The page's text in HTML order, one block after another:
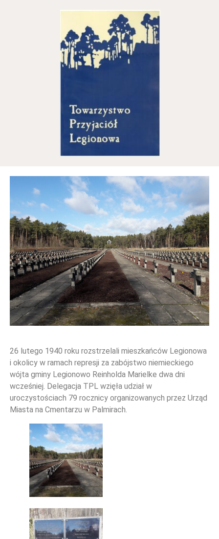
26 lutego 1940 roku rozstrzelali mieszkańców Legionowa
i okolicy w ramach represji za zabójstwo niemieckiego
wójta gminy Legionowo Reinholda Marielke dwa dni
wcześniej. Delegacja TPL wzięła udział w
uroczystościach 79 rocznicy organizowanych przez Urząd
Miasta na Cmentarzu w Palmirach.
WYDARZENIA